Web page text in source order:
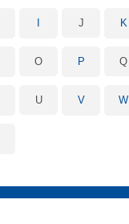
J K
O P Q
U V W